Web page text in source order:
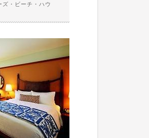
ズ・ビーチ・ハウ